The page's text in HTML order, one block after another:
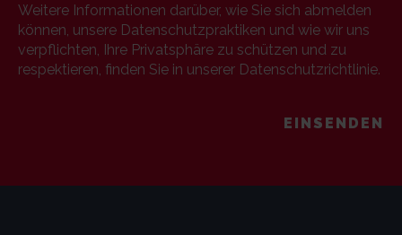
Weitere Informationen darüber, wie Sie sich abmelden
können, unsere Datenschutzpraktiken und wie wir uns
verpflichten, Ihre Privatsphäre zu schützen und zu
respektieren, finden Sie in unserer Datenschutzrichtlinie.